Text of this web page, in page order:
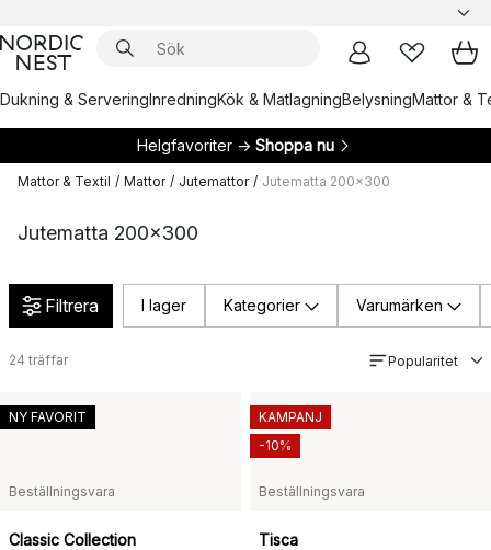
Dukning & ServeringInredningKök & MatlagningBelysningMattor &
Helgfavoriter → Shoppa nu
Mattor & Textil / Mattor / Jutemattor / Jutematta 200x300
Jutematta 200x300
Filtrera I lager Kategorier Varumärken
24 träffar Popularitet
Beställningsvara
Classic Collection
NY FAVORIT
Beställningsvara
Tisca
KAMPANJ
-10%